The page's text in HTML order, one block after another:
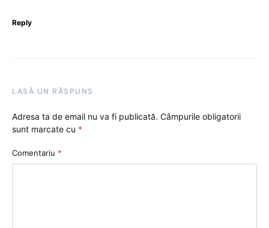
Reply
LASĂ UN RĂSPUNS
Adresa ta de email nu va fi publicată. Câmpurile obligatorii
sunt marcate cu *
Comentariu *